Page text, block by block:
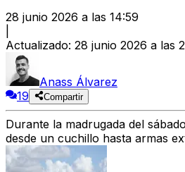
28 junio 2026 a las 14:59
Actualizado: 28 junio 2026 a las
Anass Álvarez
19
Compartir
Durante la madrugada del
desde un cuchillo hasta armas